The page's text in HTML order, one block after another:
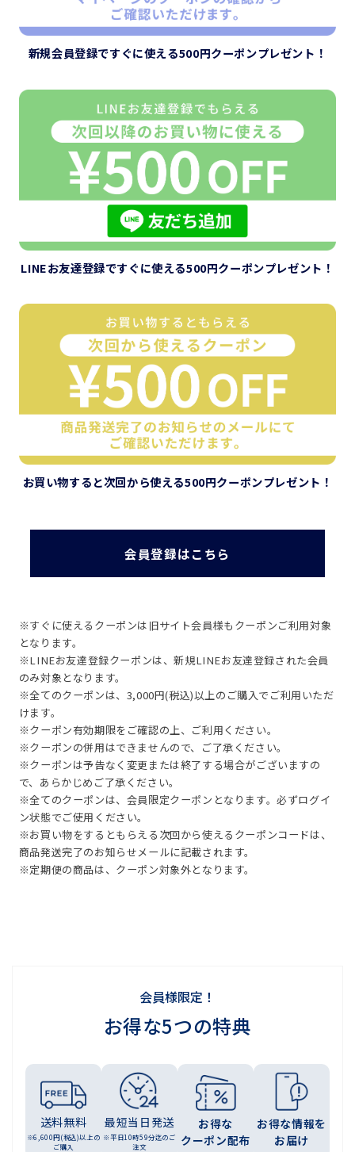
新規会員登録ですぐに使える500円クーポンプレゼント！
LINEお友達登録ですぐに使える500円クーポンプレゼント！
お買い物すると次回から使える500円クーポンプレゼント！
会員登録はこちら
※すぐに使えるクーポンは旧サイト会員様もクーポンご利用対象
となります。
※LINEお友達登録クーポンは、新規LINEお友達登録された会員
のみ対象となります。
※全てのクーポンは、3,000円(税込)以上のご購入でご利用いただ
けます。
※クーポン有効期限をご確認の上、ご利用ください。
※クーポンの併用はできませんので、ご了承ください。
※クーポンは予告なく変更または終了する場合がございますの
で、あらかじめご了承ください。
※全てのクーポンは、会員限定クーポンとなります。必ずログイ
ン状態でご使用ください。
※お買い物をするともらえる次回から使えるクーポンコードは、
商品発送完了のお知らせメールに記載されます。
※定期便の商品は、クーポン対象外となります。
会員様限定！
お得な5つの特典
送料無料
※6,600円(税込)以上の
ご購入
最短当日発送
※平日10時59分迄のご
注文
お得な
クーポン配布
お得な情報を
お届け